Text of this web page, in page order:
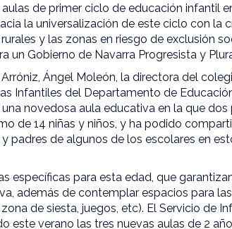
de primer ciclo de educación infantil
la universalización de este ciclo con la
y las zonas en riesgo de exclusión
un Gobierno de Navarra Progresista y
Ángel Moleón, la directora del
Infantiles del Departamento de
novedosa aula educativa en la que dos
de 14 niñas y niños, y ha podido
padres de algunos de los escolares en
específicas para esta edad, que
además de contemplar espacios para
de siesta, juegos, etc). El Servicio de
este verano las tres nuevas aulas de 2